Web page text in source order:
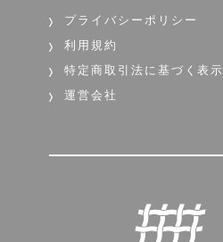
プライバシーポリシー
利用規約
特定商取引法に基づく表示
運営会社